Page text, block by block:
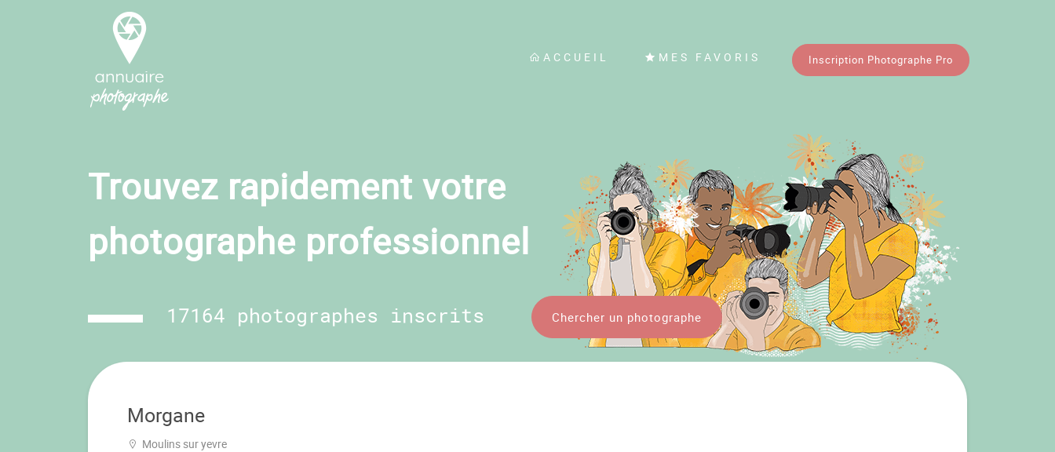
ACCUEIL MES FAVORIS Inscription Photographe Pro
Trouvez rapidement votre
photographe professionnel
17164 photographes inscrits Chercher un photographe
Morgane
Moulins sur yevre